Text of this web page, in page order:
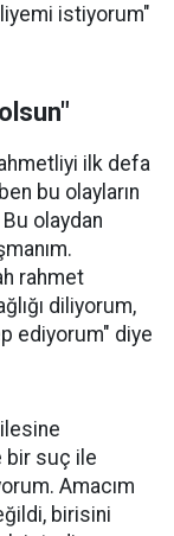
istiyorum"
ilk defa
bu olayların
olaydan
rahmet
diliyorum,
ediyorum" diye
bir suç ile
Amacım
birisini